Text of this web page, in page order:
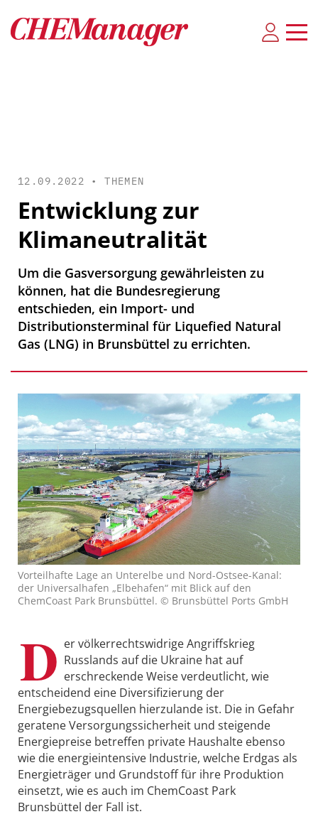
12.09.2022 •THEMEN
Entwicklung zur
Klimaneutralität
Um die Gasversorgung gewährleisten zu
können, hat die Bundesregierung
entschieden, ein Import- und
Distributionsterminal für Liquefied Natural
Gas (LNG) in Brunsbüttel zu errichten.
Vorteilhafte Lage an Unterelbe und Nord-Ostsee-Kanal:
der Universalhafen „Elbehafen“ mit Blick auf den
ChemCoast Park Brunsbüttel. © Brunsbüttel Ports GmbH
D er völkerrechtswidrige Angriffskrieg
Russlands auf die Ukraine hat auf
erschreckende Weise verdeutlicht, wie
entscheidend eine Diversifizierung der
Energiebezugsquellen hierzulande ist. Die in Gefahr
geratene Versorgungssicherheit und steigende
Energiepreise betreffen private Haushalte ebenso
wie die energieintensive Industrie, welche Erdgas als
Energieträger und Grundstoff für ihre Produktion
einsetzt, wie es auch im ChemCoast Park
Brunsbüttel der Fall ist.